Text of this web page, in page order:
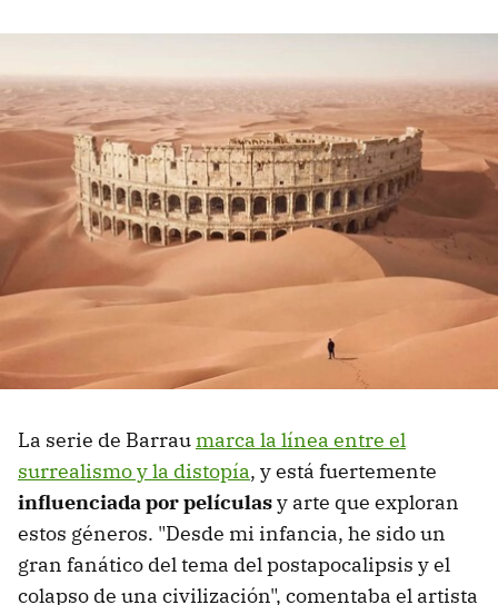
La serie de Barraumarca la línea entre el
surrealismo y la distopía, y está fuertemente
influenciada por películasy arte que exploran
estos géneros. "Desde mi infancia, he sido un
gran fanático del tema del postapocalipsis y el
colapso de una civilización", comentaba el artista